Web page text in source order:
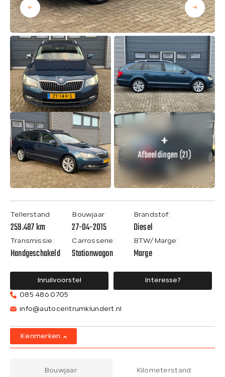
Afbeeldingen (21)
Tellerstand
259.487 km
Bouwjaar
27-04-2015
Brandstof:
Diesel
Transmissie:
Handgeschakeld
Carrosserie:
Stationwagon
BTW/Marge:
Marge
Inruilvoorstel
Interesse?
085 486 0705
info@autocentrumklundert.nl
Kenmerken
Bouwjaar:
Kilometerstand